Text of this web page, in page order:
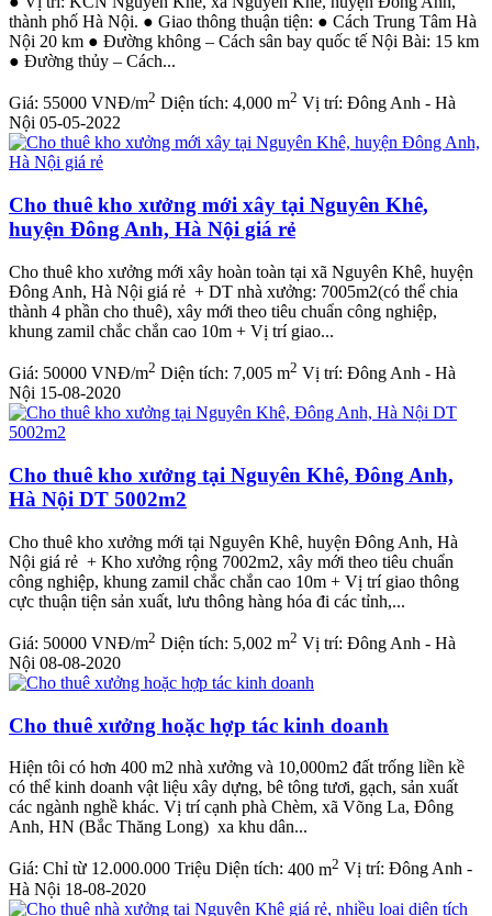
thành phố Hà Nội. ● Giao thông thuận tiện: ● Cách Trung Tâm Hà
Nội 20 km ● Đường không – Cách sân bay quốc tế Nội Bài: 15 km
● Đường thủy – Cách...
Giá: 55000 VNĐ/m2 Diện tích: 4,000 m2 Vị trí: Đông Anh - Hà
Nội 05-05-2022
Cho thuê kho xưởng mới xây tại Nguyên Khê,
huyện Đông Anh, Hà Nội giá rẻ
Cho thuê kho xưởng mới xây hoàn toàn tại xã Nguyên Khê, huyện
Đông Anh, Hà Nội giá rẻ + DT nhà xưởng: 7005m2(có thể chia
thành 4 phần cho thuê), xây mới theo tiêu chuẩn công nghiệp,
khung zamil chắc chắn cao 10m + Vị trí giao...
Giá: 50000 VNĐ/m2 Diện tích: 7,005 m2 Vị trí: Đông Anh - Hà
Nội 15-08-2020
Cho thuê kho xưởng tại Nguyên Khê, Đông Anh,
Hà Nội DT 5002m2
Cho thuê kho xưởng mới tại Nguyên Khê, huyện Đông Anh, Hà
Nội giá rẻ + Kho xưởng rộng 7002m2, xây mới theo tiêu chuẩn
công nghiệp, khung zamil chắc chắn cao 10m + Vị trí giao thông
cực thuận tiện sản xuất, lưu thông hàng hóa đi các tỉnh,...
Giá: 50000 VNĐ/m2 Diện tích: 5,002 m2 Vị trí: Đông Anh - Hà
Nội 08-08-2020
Cho thuê xưởng hoặc hợp tác kinh doanh
Hiện tôi có hơn 400 m2 nhà xưởng và 10,000m2 đất trống liền kề
có thể kinh doanh vật liệu xây dựng, bê tông tươi, gạch, sản xuất
các ngành nghề khác. Vị trí cạnh phà Chèm, xã Võng La, Đông
Anh, HN (Bắc Thăng Long) xa khu dân...
Giá: Chỉ từ 12.000.000 Triệu Diện tích: 400 m2 Vị trí: Đông Anh -
Hà Nội 18-08-2020